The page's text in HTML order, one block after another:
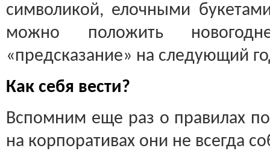
символикой, елочными
можно положить
«предсказание» на следующий
Как себя вести?
Вспомним еще раз о правилах
на корпоративах они не всегда